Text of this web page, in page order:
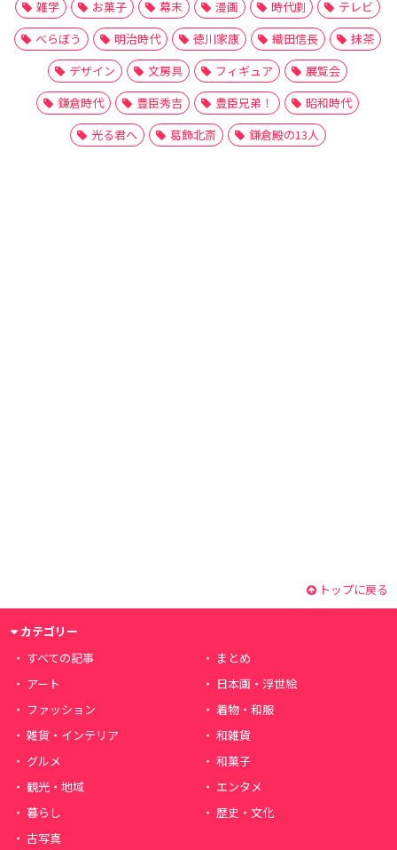
雑学
お菓子 幕末 漫画 時代劇
テレビ
べらぼう
明治時代 徳川家康 織田信長
抹茶
デザイン
文房具 フィギュア
展覧会
鎌倉時代
豊臣秀吉 豊臣兄弟！
昭和時代
光る君へ
葛飾北斎 鎌倉殿の13人
トップに戻る
カテゴリー
すべての記事
まとめ
アート
日本画・浮世絵
ファッション
着物・和服
雑貨・インテリア
和雑貨
グルメ
和菓子
観光・地域
エンタメ
暮らし
歴史・文化
古写真